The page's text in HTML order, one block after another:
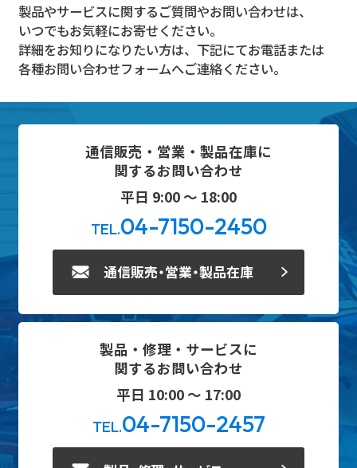
製品やサービスに関するご質問やお問い合わせは、
いつでもお気軽にお寄せください。
詳細をお知りになりたい方は、下記にてお電話または
各種お問い合わせフォームへご連絡ください。
通信販売・営業・製品在庫に
関するお問い合わせ
平日 9:00 ～ 18:00
TEL.04-7150-2450
通信販売・営業・製品在庫
製品・修理・サービスに
関するお問い合わせ
平日 10:00 ～ 17:00
TEL.04-7150-2457